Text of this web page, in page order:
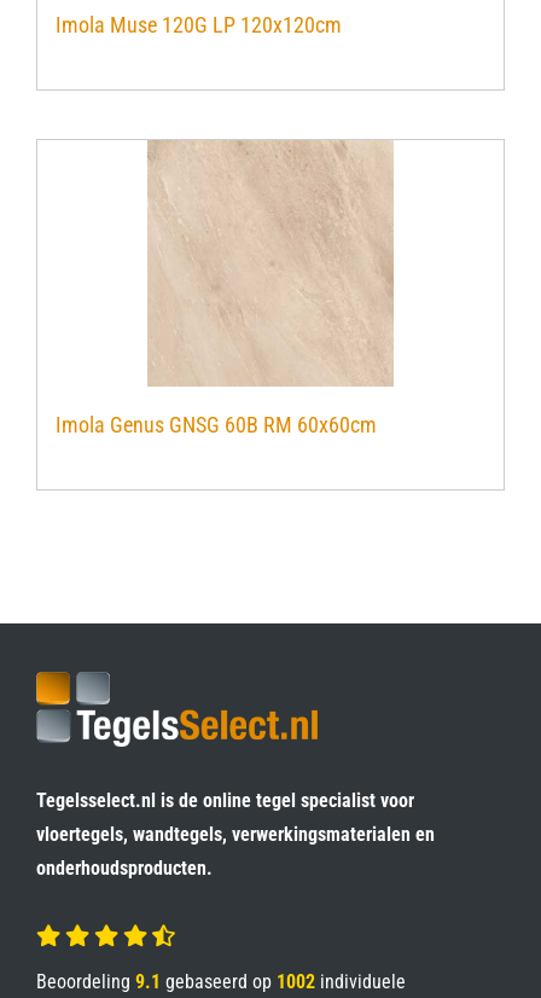
Imola Muse 120G LP 120x120cm
Imola Genus GNSG 60B RM 60x60cm
Tegelsselect.nl is de online tegel specialist voor
vloertegels, wandtegels, verwerkingsmaterialen en
onderhoudsproducten.
Beoordeling 9.1 gebaseerd op 1002individuele